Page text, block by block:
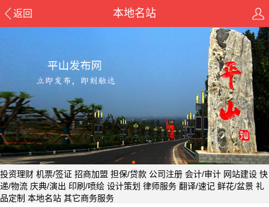
返回 本地名站
投资理财 机票/签证 招商加盟 担保/贷款 公司注册 会计/审计 网站建设 快
递/物流 庆典/演出 印刷/喷绘 设计策划 律师服务 翻译/速记 鲜花/盆景 礼
品定制 本地名站 其它商务服务